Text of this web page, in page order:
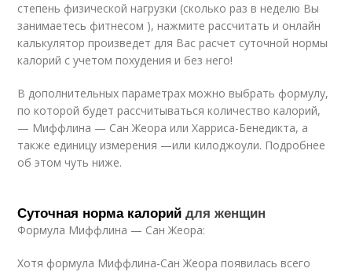
степень физической нагрузки (сколько раз в неделю Вы
занимаетесь фитнесом ), нажмите рассчитать и онлайн
калькулятор произведет для Вас расчет суточной нормы
калорий с учетом похудения и без него!
В дополнительных параметрах можно выбрать формулу,
по которой будет рассчитываться количество калорий,
— Миффлина — Сан Жеора или Харриса-Бенедикта, а
также единицу измерения —или килоджоули. Подробнее
об этом чуть ниже.
Суточная норма калорий для женщин
Формула Миффлина — Сан Жеора:
Хотя формула Миффлина-Сан Жеора появилась всего